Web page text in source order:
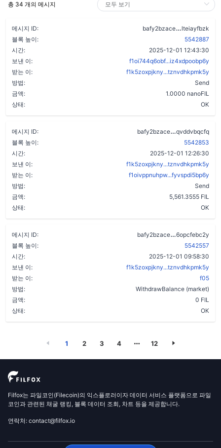
총 34 개의 메시지
메시지 ID: bafy2bzace
lteiayfbzk
블록 높이:
5542887
시간:
2025-12-01 12:43:30
보낸 이:
f1oi744q6obf...iz4xdpoobp6y
받는 이:
f1k5zoxpjkny...tznvdhkpmk5y
방법:
Send
금액:
1.0000 nanoFIL
상태:
OK
메시지 ID: bafy2bzace
qvddvbqcfq
블록 높이:
5542853
시간:
2025-12-01 12:26:30
보낸 이:
f1k5zoxpjkny...tznvdhkpmk5y
받는 이:
f1oivppnuhpw...fyvspdi5bp6y
방법:
Send
금액:
5,561.3555 FIL
상태:
OK
메시지 ID: bafy2bzace
6opcfebc2y
블록 높이:
5542557
시간:
2025-12-01 09:58:30
보낸 이:
f1k5zoxpjkny...tznvdhkpmk5y
받는 이:
f05
방법:
WithdrawBalance (market)
금액:
0 FIL
상태:
OK
1 2 3 4 12
Filfox는 파일코인(Filecoin)의 익스플로러이자 데이터 서비스 플랫폼으로 파일
코인과 관련된 채굴 랭킹, 블록 데이터 조회, 차트 등을 제공합니다.
연락처: contact@filfox.io